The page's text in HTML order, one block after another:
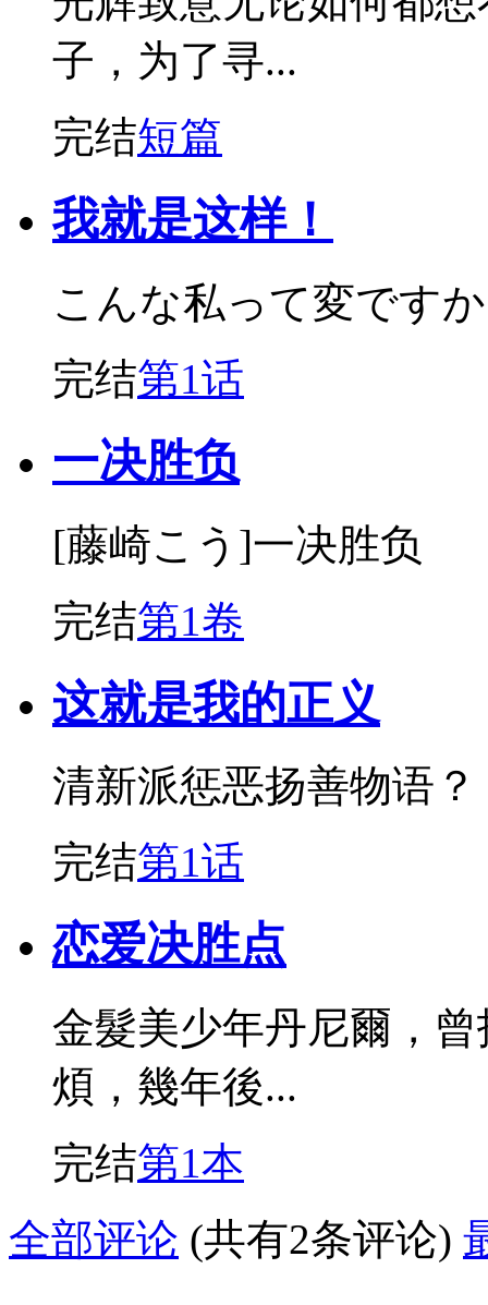
子，为了寻...
完结短篇
我就是这样！
こんな私って変です
完结第1话
一决胜负
[藤崎こう]一决胜负
完结第1卷
这就是我的正义
清新派惩恶扬善物语？
完结第1话
恋爱决胜点
金髮美少年丹尼爾，
煩，幾年後...
完结第1本
全部评论 (共有2条评论)